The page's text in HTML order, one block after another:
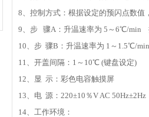
8、控制方式：根据设定的预闪点数
9、步 骤A：升温速率为 5～6℃/min
10、步 骤B：升温速率为 1～1.5℃/
11、开盖间隔：1～10℃ (键盘设定)
12、显 示：彩色电容触摸屏
13、电 源：220±10％V AC
14、工作环境：